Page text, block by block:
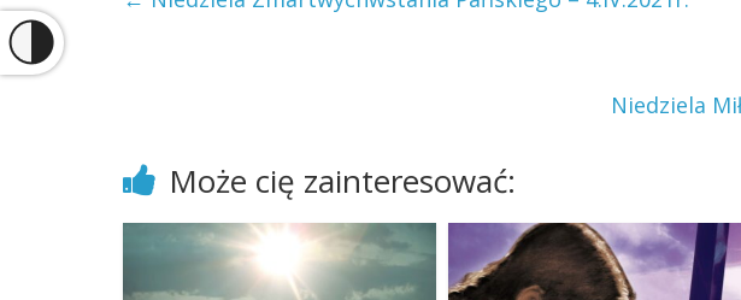
Niedziela
Może cię zainteresować: